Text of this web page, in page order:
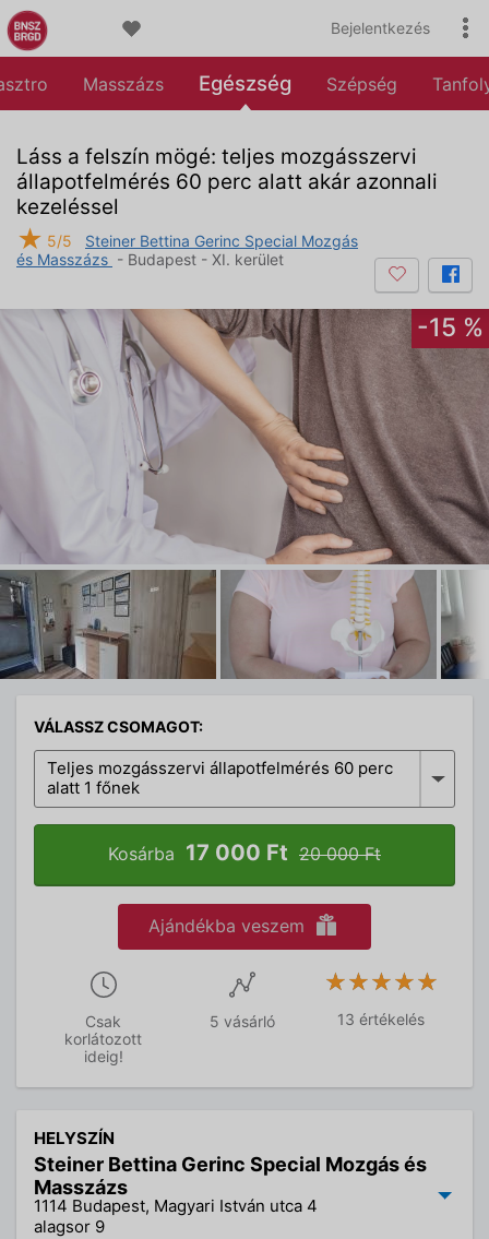
Bejelentkezés
Masszázs Egészség Szépség
Láss a felszín mögé: teljes mozgásszervi
állapotfelmérés 60 perc alatt akár azonnali
kezeléssel
★ 5/5
Steiner Bettina Gerinc Special Mozgás
és Masszázs - Budapest - XI. kerület
-15 %
VÁLASSZ CSOMAGOT:
Teljes mozgásszervi állapotfelmérés 60 perc
alatt 1 főnek
Kosárba 17 000 Ft 20 000 Ft
Ajándékba veszem
Csak
korlátozott
ideig!
5 vásárló
★★★★★
★★★★★
13 értékelés
HELYSZÍN
Steiner Bettina Gerinc Special Mozgás és
Masszázs
1114 Budapest, Magyari István utca 4
alagsor 9